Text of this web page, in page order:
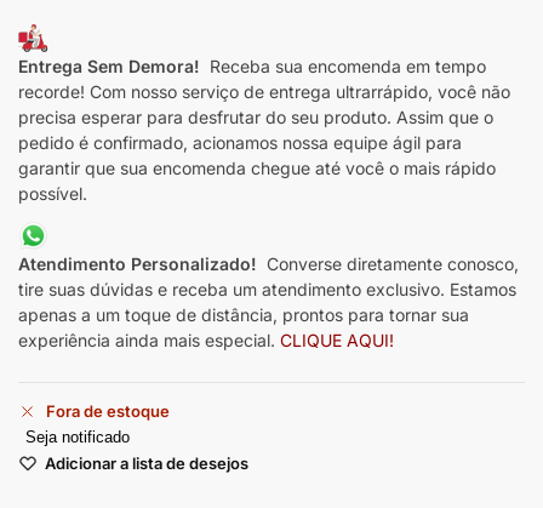
Entrega Sem Demora! Receba sua encomenda em tempo
recorde! Com nosso serviço de entrega ultrarrápido, você não
precisa esperar para desfrutar do seu produto. Assim que o
pedido é confirmado, acionamos nossa equipe ágil para
garantir que sua encomenda chegue até você o mais rápido
possível.
Atendimento Personalizado! Converse diretamente conosco,
tire suas dúvidas e receba um atendimento exclusivo. Estamos
apenas a um toque de distância, prontos para tornar sua
experiência ainda mais especial. CLIQUE AQUI!
Fora de estoque
Seja notificado
Adicionar a lista de desejos